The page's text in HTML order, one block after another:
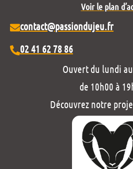
Voir le plan
contact@passiondujeu.fr
02 41 62 78 86
Ouvert du lundi
de 10h00 à
Découvrez notre